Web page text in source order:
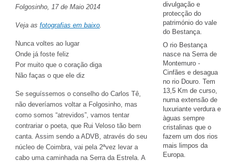
Folgosinho, 17 de Maio 2014
Veja as fotografias em baixo.
Nunca voltes ao lugar
Onde já foste feliz
Por muito que o coração diga
Não faças o que ele diz
Se seguíssemos o conselho do Carlos Tê,
não deveríamos voltar a Folgosinho, mas
como somos “atrevidos”, vamos tentar
contrariar o poeta, que Rui Veloso tão bem
canta. Assim sendo a ADVB, através do seu
núcleo de Coimbra, vai pela 2ªvez levar a
cabo uma caminhada na Serra da Estrela. A
divulgação e
protecção do
património do vale
do Bestança.
O rio Bestança
nasce na Serra de
Montemuro -
Cinfães e desagua
no rio Douro. Tem
13,5 Km de curso,
numa extensão de
luxuriante verdura e
àguas sempre
cristalinas que o
fazem um dos rios
mais limpos da
Europa.